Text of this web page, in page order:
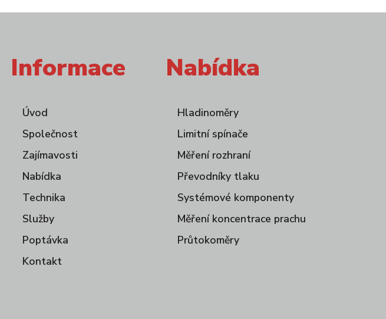
Informace
Úvod
Společnost
Zajímavosti
Nabídka
Technika
Služby
Poptávka
Kontakt
Nabídka
Hladinoměry
Limitní spínače
Měření rozhraní
Převodníky tlaku
Systémové komponenty
Měření koncentrace prachu
Průtokoměry